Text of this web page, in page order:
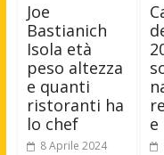
Joe
Bastianich
Isola età
peso altezza
e quanti
ristoranti ha
lo chef
8 Aprile 2024
e